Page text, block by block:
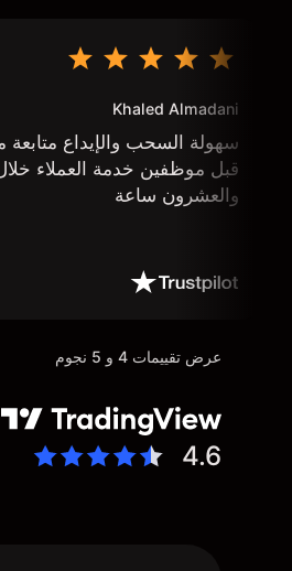
Khaled Almadani
سهولة السحب والإيداع متابعة
قبل موظفين خدمة العملاء خلال
والعشرون ساعة
عرض تقييمات 4 و 5 نجوم
4.6